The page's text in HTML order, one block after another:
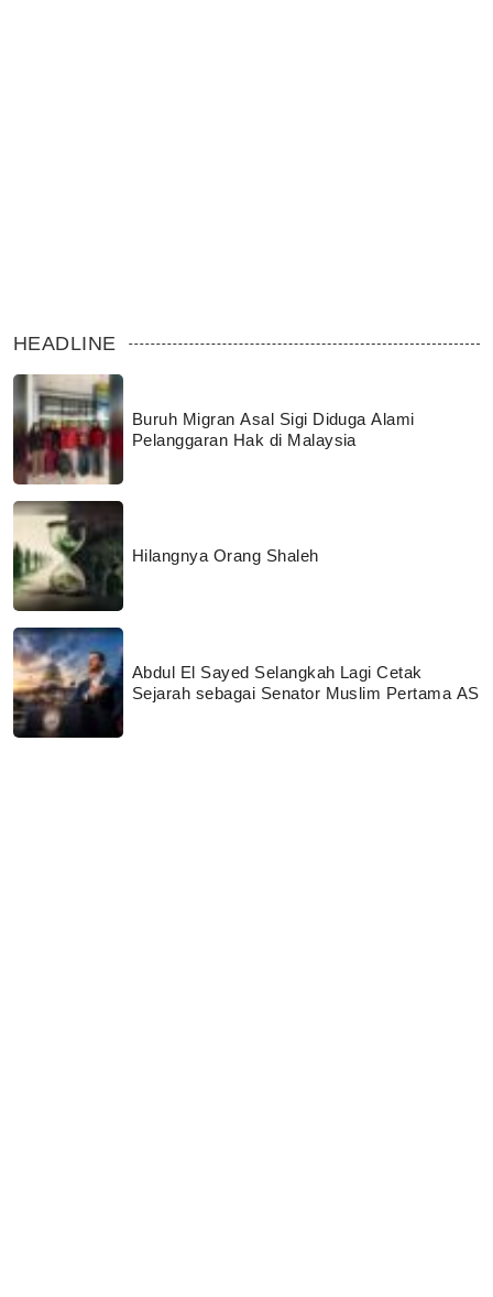
HEADLINE
Buruh Migran Asal Sigi Diduga Alami
Pelanggaran Hak di Malaysia
Hilangnya Orang Shaleh
Abdul El Sayed Selangkah Lagi Cetak
Sejarah sebagai Senator Muslim Pertama AS